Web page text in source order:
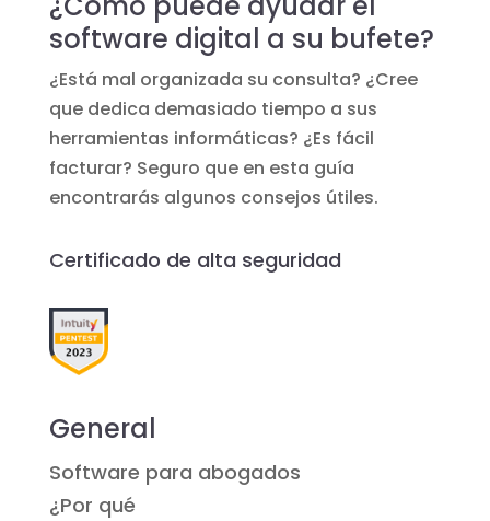
software digital a su bufete?
¿Está mal organizada su consulta? ¿Cree
que dedica demasiado tiempo a sus
herramientas informáticas? ¿Es fácil
facturar? Seguro que en esta guía
encontrarás algunos consejos útiles.
Certificado de alta seguridad
General
Software para abogados
¿Por qué